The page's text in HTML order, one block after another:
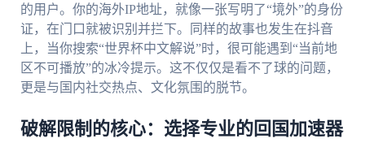
的用户。你的海外IP地址，就像一张写明了“境外”的身份
证，在门口就被识别并拦下。同样的故事也发生在抖音
上，当你搜索“世界杯中文解说”时，很可能遇到“当前地
区不可播放”的冰冷提示。这不仅仅是看不了球的问题，
更是与国内社交热点、文化氛围的脱节。
破解限制的核心：选择专业的回国加速器